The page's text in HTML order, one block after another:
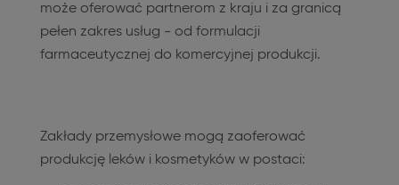
może oferować partnerom z kraju i za granicą
pełen zakres usług - od formulacji
farmaceutycznej do komercyjnej produkcji.
Zakłady przemysłowe mogą zaoferować
produkcję leków i kosmetyków w postaci: